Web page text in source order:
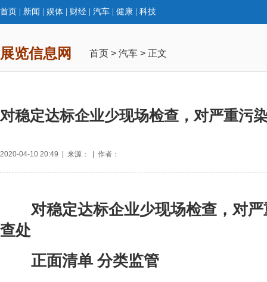
首页 新闻 娱体 财经 汽车 健康 科技
展览信息网 首页 > 汽车 > 正文
对稳定达标企业少现场检查，对严重污
2020-04-10 20:49 | 来源： | 作者：
对稳定达标企业少现场检查，对
查处
正面清单 分类监管